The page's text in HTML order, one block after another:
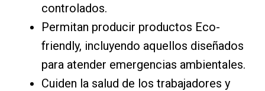
controlados.
Permitan producir productos Eco-
friendly, incluyendo aquellos diseñados
para atender emergencias ambientales.
Cuiden la salud de los trabajadores y